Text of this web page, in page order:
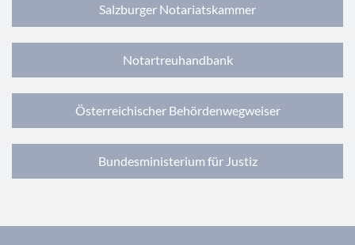
Salzburger Notariatskammer
Notartreuhandbank
Österreichischer Behördenwegweiser
Bundesministerium für Justiz